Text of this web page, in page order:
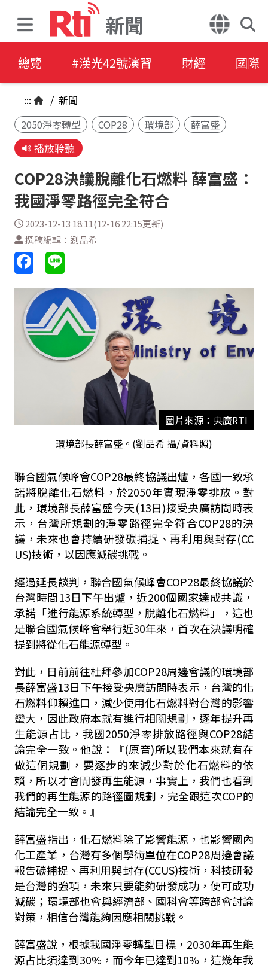
新聞
總覽 #漢光42號演習 財經 國際
::: / 新聞
2050淨零轉型
COP28 環境部 薛富盛
播放聆聽
COP28決議脫離化石燃料 薛富盛：
我國淨零路徑完全符合
2023-12-13 18:11(12-16 22:15更新)
撰稿編輯：劉品希
圖片來源：央廣RTI
環境部長薛富盛。(劉品希 攝/資料照)
聯合國氣候峰會COP28最終協議出爐，各國一致承
諾將脫離化石燃料，於2050年實現淨零排放。對
此，環境部長薛富盛今天(13日)接受央廣訪問時表
示，台灣所規劃的淨零路徑完全符合COP28的決
議，未來也會持續研發碳捕捉、再利用與封存(CC
US)技術，以因應減碳挑戰。
經過延長談判，聯合國氣候峰會COP28最終協議於
台灣時間13日下午出爐，近200個國家達成共識，
承諾「進行能源系統轉型，脫離化石燃料」，這也
是聯合國氣候峰會舉行近30年來，首次在決議明確
提到將從化石能源轉型。
對此，日前前往杜拜參加COP28周邊會議的環境部
長薛富盛13日下午接受央廣訪問時表示，台灣的化
石燃料仰賴進口，減少使用化石燃料對台灣的影響
蠻大，因此政府本就有進行相關規劃，逐年提升再
生能源占比，我國2050淨零排放路徑與COP28結
論完全一致。他說：『(原音)所以我們本來就有在
做這個規劃，要逐步的來減少對於化石燃料的依
賴，所以才會開發再生能源，事實上，我們也看到
我們的再生能源的路徑圖規劃，完全跟這次COP的
結論完全一致。』
薛富盛指出，化石燃料除了影響能源，也影響國內
化工產業，台灣有多個學術單位在COP28周邊會議
報告碳捕捉、再利用與封存(CCUS)技術，科技研發
是台灣的強項，未來只要能夠研發成功，便可成功
減碳；環境部也會與經濟部、國科會等跨部會討論
對策，相信台灣能夠因應相關挑戰。
薛富盛說，根據我國淨零轉型目標，2030年再生能
源占比須達到30%，而今年已達到10%，這幾年我